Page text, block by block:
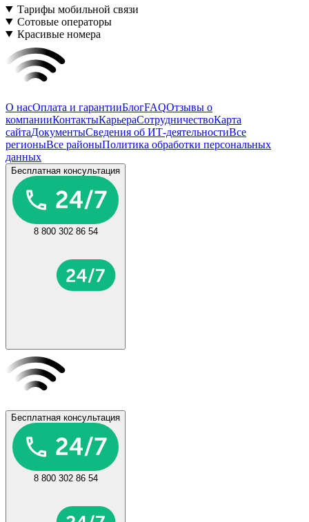
Тарифы мобильной связи
Сотовые операторы
Красивые номера
О насОплата и гарантииБлогFAQОтзывы о
компанииКонтактыКарьераСотрудничествоКарта
сайтаДокументыСведения об ИТ-деятельностиВсе
регионыВсе районыПолитика обработки персональных
данных
Бесплатная консультация
8 800 302 86 54
Бесплатная консультация
8 800 302 86 54